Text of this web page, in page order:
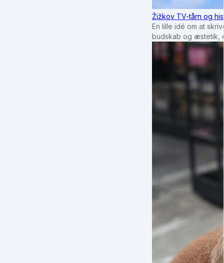
Žižkov TV-tårn og
En lille idé om at
budskab og æstetik,